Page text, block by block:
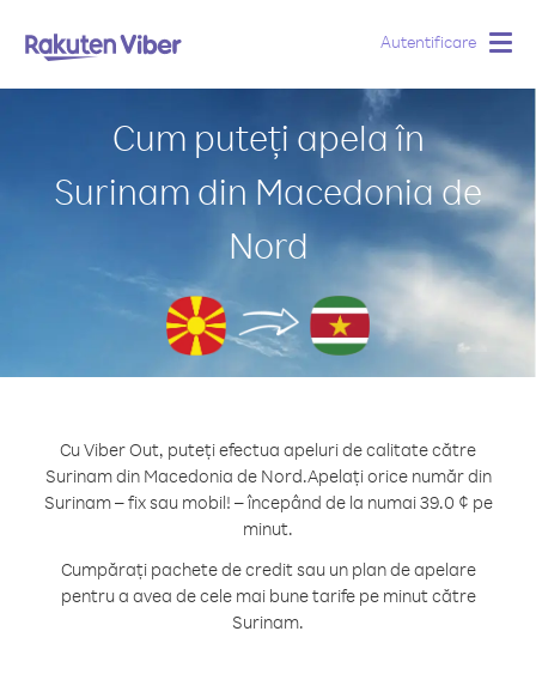
Autentificare
Cum puteți apela în
Surinam din Macedonia de
Nord
Cu Viber Out, puteți efectua apeluri de calitate către
Surinam din Macedonia de Nord.Apelați orice număr din
Surinam – fix sau mobil! – începând de la numai 39.0 ¢ pe
minut.
Cumpărați pachete de credit sau un plan de apelare
pentru a avea de cele mai bune tarife pe minut către
Surinam.